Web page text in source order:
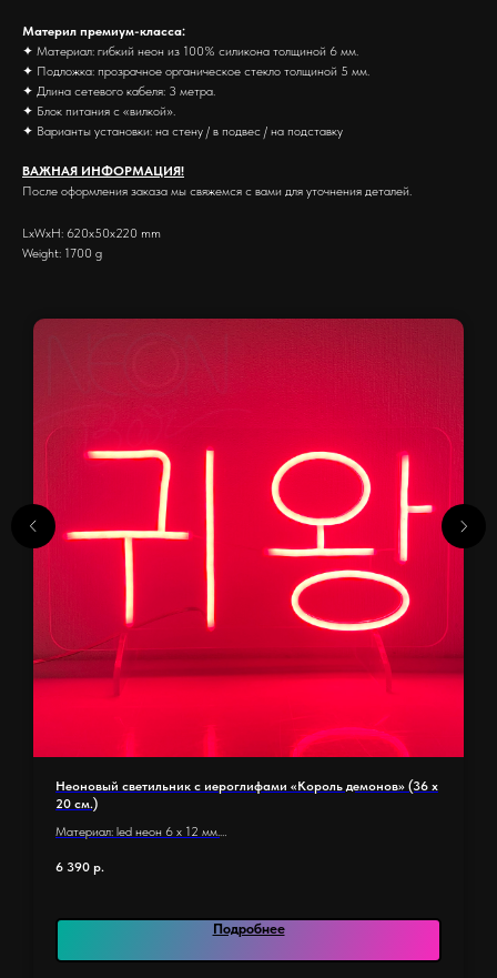
Материл премиум-класса:
✦ Материал: гибкий неон из 100% силикона толщиной 6 мм.
✦ Подложка: прозрачное органическое стекло толщиной 5 мм.
✦ Длина сетевого кабеля: 3 метра.
✦ Блок питания с «вилкой».
✦ Варианты установки: на стену / в подвес / на подставку
ВАЖНАЯ ИНФОРМАЦИЯ!
После оформления заказа мы свяжемся с вами для уточнения деталей.
LxWxH: 620x50x220 mm
Weight: 1700 g
Неоновый светильник с иероглифами «Король демонов» (36 х
20 см.)
Материал: led неон 6 x 12 мм.
Размер основания 36 х 20 см.
6 390 р.
Подробнее